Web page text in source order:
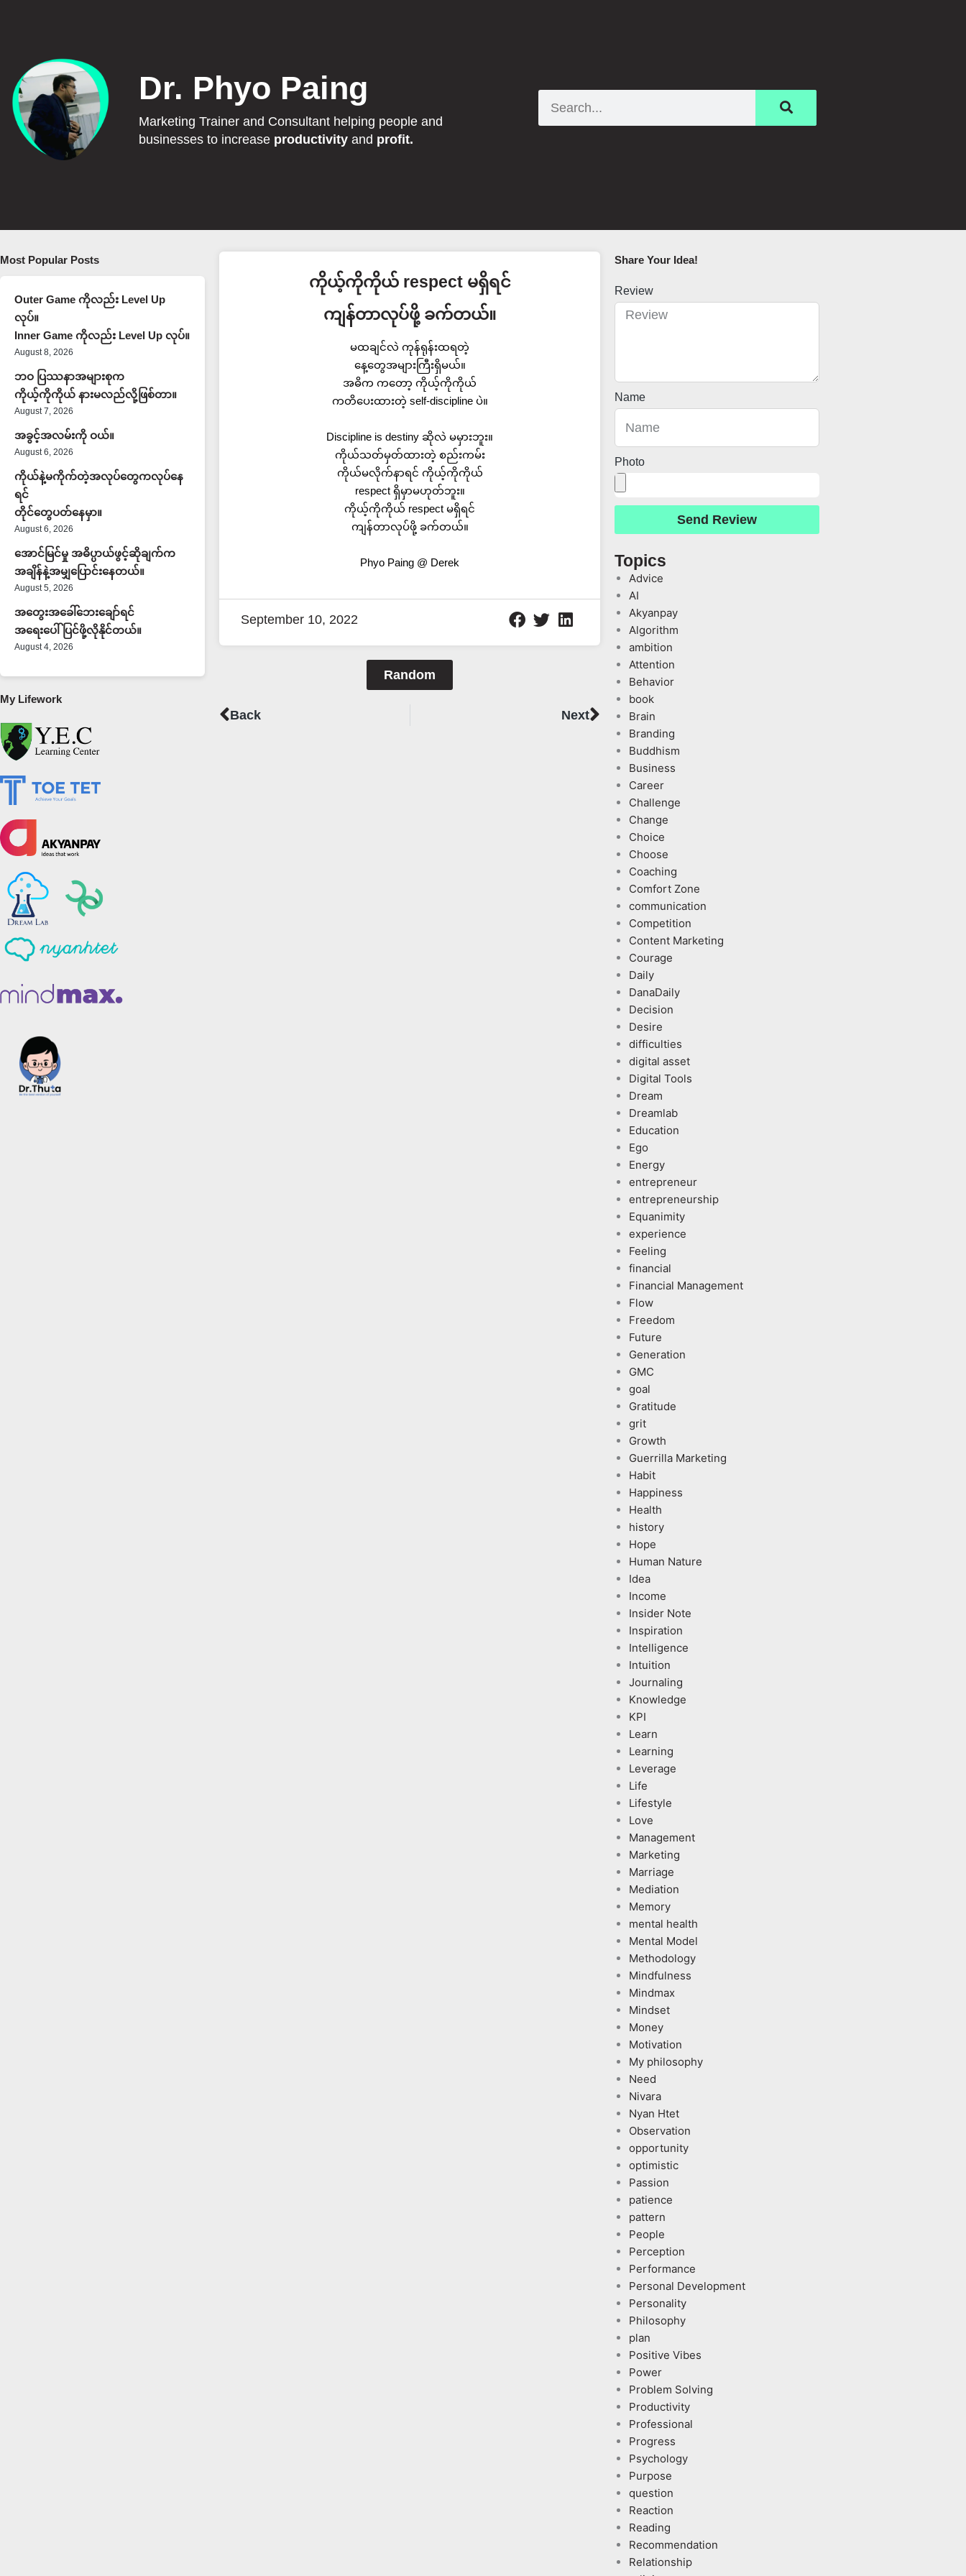
Dr. Phyo Paing
Marketing Trainer and Consultant helping people and
businesses to increase productivityand profit.
Most Popular Posts
Outer Game ကိုလည်း Level Up
လုပ်။
Inner Game ကိုလည်း Level Up လုပ်။
August 8, 2026
ဘဝ ပြဿနာအများစုက
ကိုယ့်ကိုကိုယ် နားမလည်လို့ဖြစ်တာ။
August 7, 2026
အခွင့်အလမ်းကို ဝယ်။
August 6, 2026
ကိုယ်နဲ့မကိုက်တဲ့အလုပ်တွေကလုပ်နေ
ရင်
တိုင်တွေပတ်နေမှာ။
August 6, 2026
အောင်မြင်မှု အဓိပ္ပာယ်ဖွင့်ဆိုချက်က
အချိန်နဲ့အမျှပြောင်းနေတယ်။
August 5, 2026
အတွေးအခေါ်ဘေးချော်ရင်
အရေးပေါ်ပြင်ဖို့လိုနိုင်တယ်။
August 4, 2026
My Lifework
ကိုယ့်ကိုကိုယ် respect မရှိရင်
ကျန်တာလုပ်ဖို့ ခက်တယ်။
မထချင်လဲ ကုန်ရုန်းထရတဲ့
နေ့တွေအများကြီးရှိမယ်။
အဓိက ကတော့ ကိုယ့်ကိုကိုယ်
ကတိပေးထားတဲ့ self-discipline ပဲ။
Discipline is destiny ဆိုလဲ မမှားဘူး။
ကိုယ်သတ်မှတ်ထားတဲ့ စည်းကမ်း
ကိုယ်မလိုက်နာရင် ကိုယ့်ကိုကိုယ်
respect ရှိမှာမဟုတ်ဘူး။
ကိုယ့်ကိုကိုယ် respect မရှိရင်
ကျန်တာလုပ်ဖို့ ခက်တယ်။
Phyo Paing @ Derek
September 10, 2022
Random
Prev
Back NextNext
Share Your Idea!​
Review
Name
Photo
Send Review
Topics
Advice
AI
Akyanpay
Algorithm
ambition
Attention
Behavior
book
Brain
Branding
Buddhism
Business
Career
Challenge
Change
Choice
Choose
Coaching
Comfort Zone
communication
Competition
Content Marketing
Courage
Daily
DanaDaily
Decision
Desire
difficulties
digital asset
Digital Tools
Dream
Dreamlab
Education
Ego
Energy
entrepreneur
entrepreneurship
Equanimity
experience
Feeling
financial
Financial Management
Flow
Freedom
Future
Generation
GMC
goal
Gratitude
grit
Growth
Guerrilla Marketing
Habit
Happiness
Health
history
Hope
Human Nature
Idea
Income
Insider Note
Inspiration
Intelligence
Intuition
Journaling
Knowledge
KPI
Learn
Learning
Leverage
Life
Lifestyle
Love
Management
Marketing
Marriage
Mediation
Memory
mental health
Mental Model
Methodology
Mindfulness
Mindmax
Mindset
Money
Motivation
My philosophy
Need
Nivara
Nyan Htet
Observation
opportunity
optimistic
Passion
patience
pattern
People
Perception
Performance
Personal Development
Personality
Philosophy
plan
Positive Vibes
Power
Problem Solving
Productivity
Professional
Progress
Psychology
Purpose
question
Reaction
Reading
Recommendation
Relationship